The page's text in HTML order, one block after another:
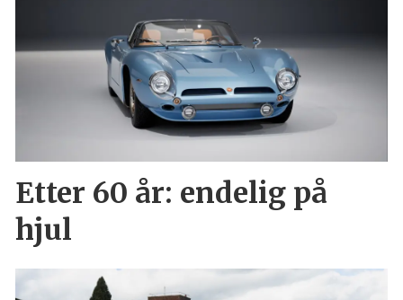
Etter 60 år: endelig på
hjul